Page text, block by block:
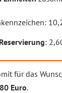
:
für das
Euro.